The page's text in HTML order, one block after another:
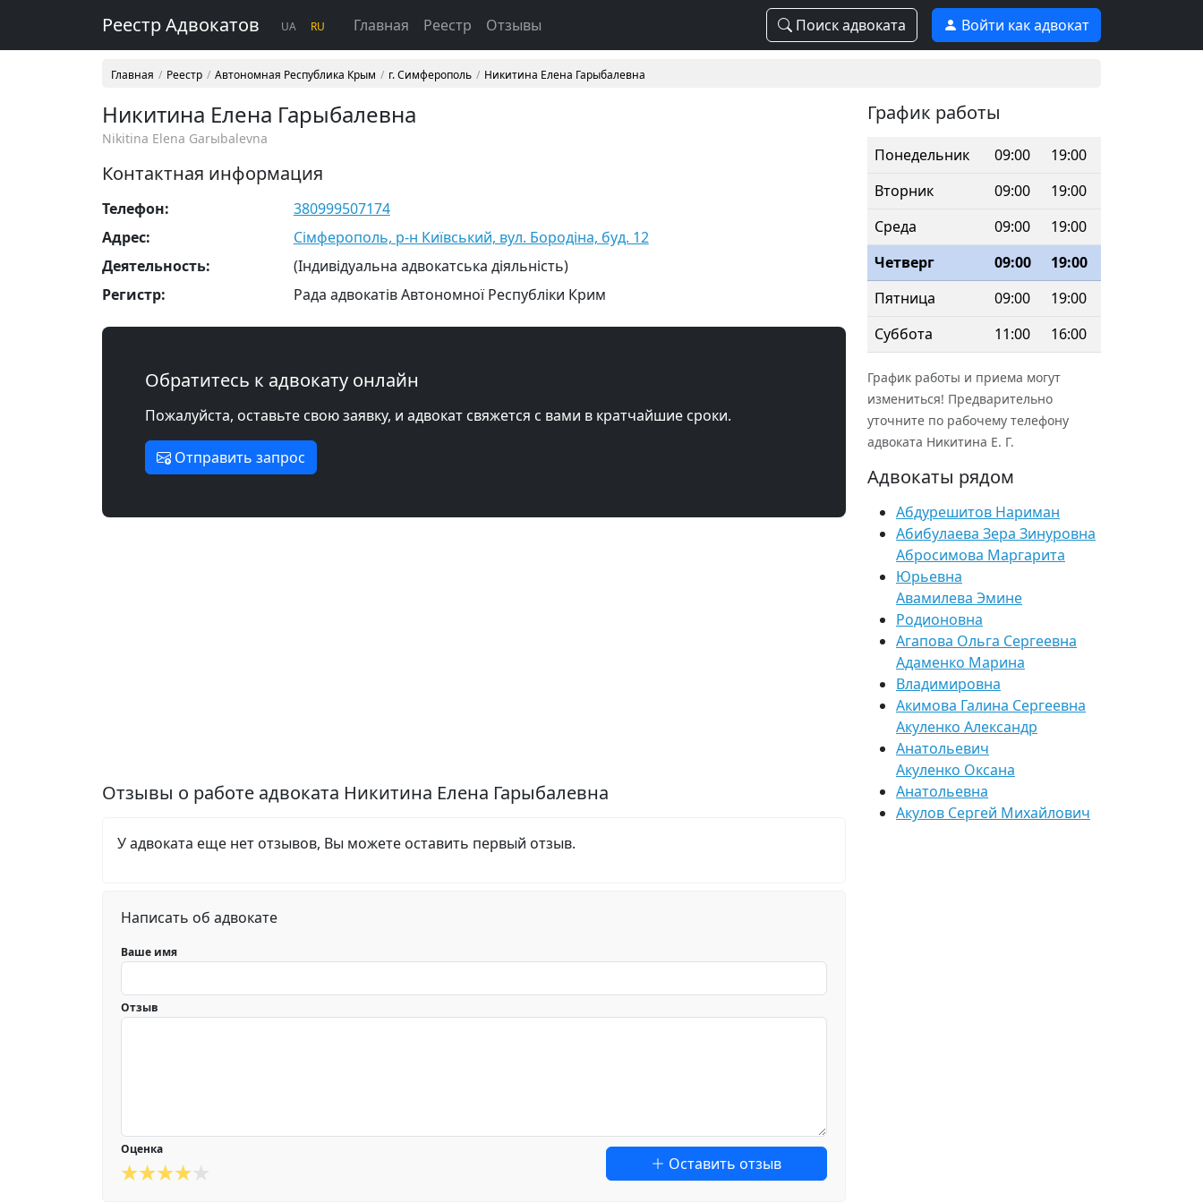
Реестр Адвокатов UA RU Главная Реестр Отзывы Поиск адвоката Войти как адвокат
Главная Реестр Автономная Республика Крым г. Симферополь Никитина Елена Гарыбалевна
Никитина Елена Гарыбалевна
Nikitina Elena Garыbalevna
Контактная информация
Телефон:
380999507174
Адрес:
Сімферополь, р-н Київський, вул. Бородіна, буд. 12
Деятельность:
(Індивідуальна адвокатська діяльність)
Регистр:
Рада адвокатів Автономної Республіки Крим
Обратитесь к адвокату онлайн
Пожалуйста, оставьте свою заявку, и адвокат свяжется с вами в кратчайшие сроки.
Отправить запрос
Отзывы о работе адвоката Никитина Елена Гарыбалевна
У адвоката еще нет отзывов, Вы можете оставить первый отзыв.
Написать об адвокате
Ваше имя
Отзыв
Оценка
Оставить отзыв
График работы
Понедельник 09:00
19:00
Вторник
09:00
19:00
Среда
09:00
19:00
Четверг
09:00
19:00
Пятница
09:00
19:00
Суббота
11:00 16:00
График работы и приема могут
измениться! Предварительно
уточните по рабочему телефону
адвоката Никитина Е. Г.
Адвокаты рядом
Абдурешитов Нариман
Абибулаева Зера Зинуровна
Абросимова Маргарита
Юрьевна
Авамилева Эмине
Родионовна
Агапова Ольга Сергеевна
Адаменко Марина
Владимировна
Акимова Галина Сергеевна
Акуленко Александр
Анатольевич
Акуленко Оксана
Анатольевна
Акулов Сергей Михайлович